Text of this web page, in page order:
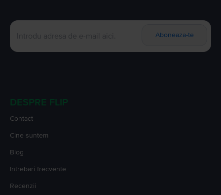
Aboneaza-te
DESPRE FLIP
Contact
Cine suntem
Blog
Intrebari frecvente
Recenzii